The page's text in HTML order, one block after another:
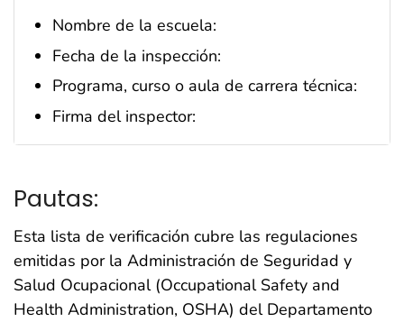
Nombre de la escuela:
Fecha de la inspección:
Programa, curso o aula de carrera técnica:
Firma del inspector:
Pautas:
Esta lista de verificación cubre las regulaciones
emitidas por la Administración de Seguridad y
Salud Ocupacional (Occupational Safety and
Health Administration, OSHA) del Departamento